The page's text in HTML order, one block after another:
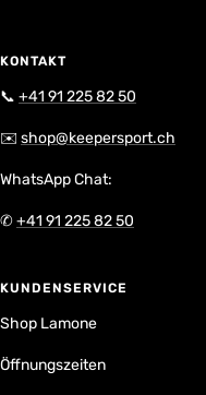
KONTAKT
📞 +41 91 225 82 50
✉️ shop@keepersport.ch
WhatsApp Chat:
✆+41 91 225 82 50
KUNDENSERVICE
Shop Lamone
Öffnungszeiten